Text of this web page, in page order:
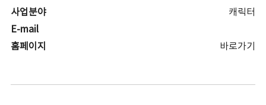
사업분야
캐릭터
E-mail
홈페이지
바로가기